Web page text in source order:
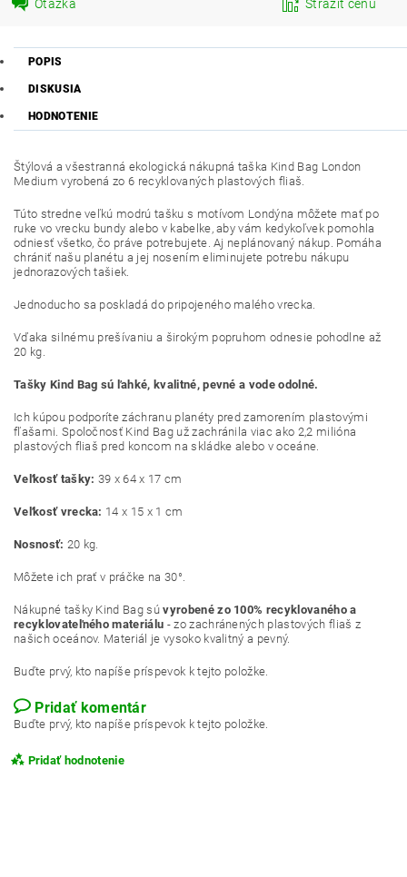
Otázka Strážiť cenu
POPIS
DISKUSIA
HODNOTENIE
Štýlová a všestranná ekologická nákupná taška Kind Bag London
Medium vyrobená zo 6 recyklovaných plastových fliaš.
Túto stredne veľkú modrú tašku s motívom Londýna môžete mať po
ruke vo vrecku bundy alebo v kabelke, aby vám kedykoľvek pomohla
odniesť všetko, čo práve potrebujete. Aj neplánovaný nákup. Pomáha
chrániť našu planétu a jej nosením eliminujete potrebu nákupu
jednorazových tašiek.
Jednoducho sa poskladá do pripojeného malého vrecka.
Vďaka silnému prešívaniu a širokým popruhom odnesie pohodlne až
20 kg.
Tašky Kind Bag sú ľahké, kvalitné, pevné a vode odolné.
Ich kúpou podporíte záchranu planéty pred zamorením plastovými
fľašami. Spoločnosť Kind Bag už zachránila viac ako 2,2 milióna
plastových fliaš pred koncom na skládke alebo v oceáne.
Veľkosť tašky: 39 x 64 x 17 cm
Veľkosť vrecka: 14 x 15 x 1 cm
Nosnosť: 20 kg.
Môžete ich prať v práčke na 30°.
Nákupné tašky Kind Bag súvyrobené zo 100% recyklovaného a
recyklovateľného materiálu - zo zachránených plastových fliaš z
našich oceánov. Materiál je vysoko kvalitný a pevný.
Buďte prvý, kto napíše príspevok k tejto položke.
Pridať komentár
Buďte prvý, kto napíše príspevok k tejto položke.
Pridať hodnotenie